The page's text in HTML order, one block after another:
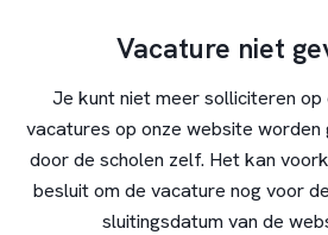
Vacature niet
Je kunt niet meer solliciteren
vacatures op onze website
door de scholen zelf. Het kan
besluit om de vacature nog voor
sluitingsdatum van de